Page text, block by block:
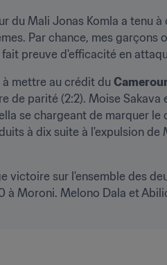
du Mali Jonas Komla a tenu
Par chance, mes
preuve d'efficacité en
mettre au crédit du
de parité (2:2). Moise
se chargeant de marquer
à dix suite à l'expulsion
victoire sur l'ensemble des
à Moroni. Melono Dala et